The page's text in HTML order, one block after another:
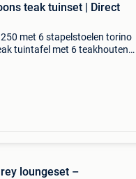
teak tuinset | Direct
met 6 stapelstoelen torino
tuintafel met 6 teakhouten
loungeset –